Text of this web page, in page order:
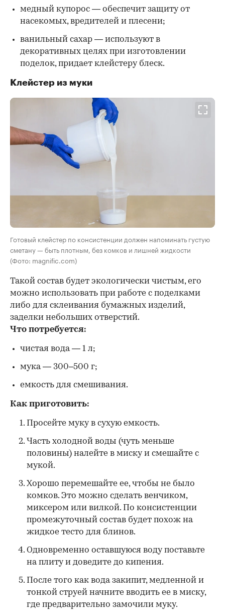
медный купорос — обеспечит защиту от
насекомых, вредителей и плесени;
ванильный сахар — используют в
декоративных целях при изготовлении
поделок, придает клейстеру блеск.
Клейстер из муки
Готовый клейстер по консистенции должен напоминать густую
сметану — быть плотным, без комков и лишней жидкости
(Фото: magnific.com)
Такой состав будет экологически чистым, его
можно использовать при работе с поделками
либо для склеивания бумажных изделий,
заделки небольших отверстий.
Что потребуется:
чистая вода — 1 л;
мука — 300–500 г;
емкость для смешивания.
Как приготовить:
Просейте муку в сухую емкость.
Часть холодной воды (чуть меньше
половины) налейте в миску и смешайте с
мукой.
Хорошо перемешайте ее, чтобы не было
комков. Это можно сделать венчиком,
миксером или вилкой. По консистенции
промежуточный состав будет похож на
жидкое тесто для блинов.
Одновременно оставшуюся воду поставьте
на плиту и доведите до кипения.
После того как вода закипит, медленной и
тонкой струей начните вводить ее в миску,
где предварительно замочили муку.